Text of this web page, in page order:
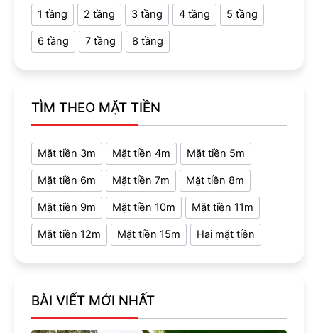
1 tầng 2 tầng 3 tầng 4 tầng 5 tầng
6 tầng 7 tầng 8 tầng
TÌM THEO MẶT TIỀN
Mặt tiền 3m Mặt tiền 4m Mặt tiền 5m
Mặt tiền 6m Mặt tiền 7m Mặt tiền 8m
Mặt tiền 9m Mặt tiền 10m Mặt tiền 11m
Mặt tiền 12m Mặt tiền 15m Hai mặt tiền
BÀI VIẾT MỚI NHẤT